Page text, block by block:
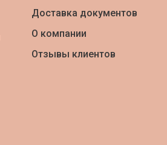
Доставка документов
О компании
Отзывы клиентов